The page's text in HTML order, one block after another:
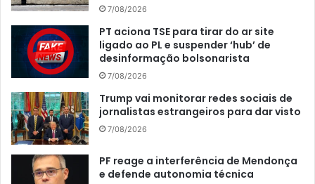
7/08/2026
PT aciona TSE para tirar do ar site
ligado ao PL e suspender ‘hub’ de
desinformação bolsonarista
7/08/2026
Trump vai monitorar redes sociais de
jornalistas estrangeiros para dar visto
7/08/2026
PF reage a interferência de Mendonça
e defende autonomia técnica